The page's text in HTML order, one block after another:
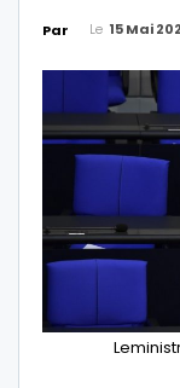
Par Le 15 Mai